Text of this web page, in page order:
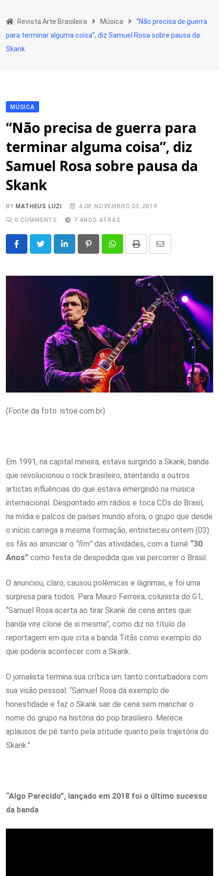
to
content
Revista Arte Brasileira Música
“Não precisa de guerra
para terminar alguma coisa”, diz Samuel Rosa sobre pausa da
Skank
MÚSICA
“Não precisa de guerra para
terminar alguma coisa”, diz
Samuel Rosa sobre pausa da
Skank
BY MATHEUS LUZI
4 DE NOVEMBRO DE 2019
0 COMMENTS 7 ANOS ATRÁS
LinkedIn PinterestWhatsappPrint
Share
Email
(Fonte da foto: istoe.com.br)
Em 1991, na capital mineira, estava surgindo a Skank, banda
que revolucionou o rock brasileiro, atentando a outros
artistas influências do que estava emergindo na música
internacional. Despontado em rádios e toca CDs do Brasil,
na mídia e palcos de países mundo afora, o grupo que desde
o início carrega a mesma formação, entristeceu ontem (03)
os fãs ao anunciar o “fim” das atividades, com a turnê “30
Anos” como festa de despedida que vai percorrer o Brasil.
O anunciou, claro, causou polêmicas e lágrimas, e foi uma
surpresa para todos. Para Mauro Ferreira, colunista do G1,
“Samuel Rosa acerta ao tirar Skank de cena antes que
banda vire clone de si mesma”, como diz no título da
reportagem em que cita a banda Titãs como exemplo do
que poderia acontecer com a Skank.
O jornalista termina sua crítica um tanto conturbadora com
sua visão pessoal: “Samuel Rosa dá exemplo de
honestidade e faz o Skank sair de cena sem manchar o
nome do grupo na história do pop brasileiro. Merece
aplausos de pé tanto pela atitude quanto pela trajetória do
Skank.”
“Algo Parecido”, lançado em 2018 foi o último sucesso
da banda